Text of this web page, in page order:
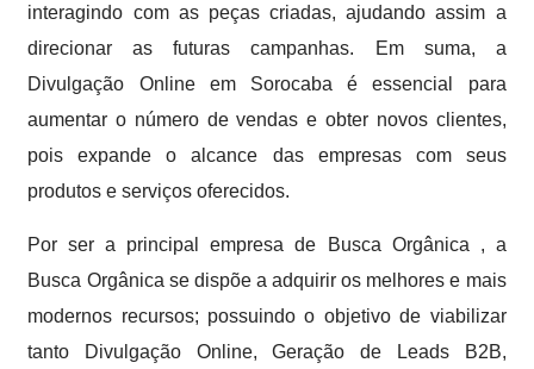
interagindo com as peças criadas, ajudando assim a
direcionar as futuras campanhas. Em suma, a
Divulgação Online em Sorocaba é essencial para
aumentar o número de vendas e obter novos clientes,
pois expande o alcance das empresas com seus
produtos e serviços oferecidos.
Por ser a principal empresa de Busca Orgânica , a
Busca Orgânica se dispõe a adquirir os melhores e mais
modernos recursos; possuindo o objetivo de viabilizar
tanto Divulgação Online, Geração de Leads B2B,